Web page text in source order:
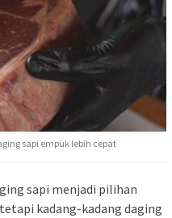
sapi empuk lebih cepat
sapi menjadi pilihan
kadang-kadang daging